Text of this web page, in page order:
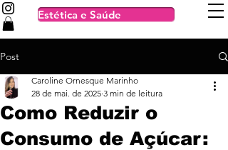
Estética e Saúde
Post
Como Reduzir o
Consumo de Açúcar:
Caroline Ornesque Marinho
28 de mai. de 2025 3 min de leitura